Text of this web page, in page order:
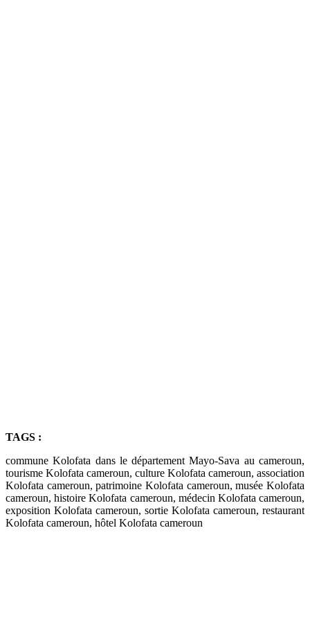
TAGS :
commune Kolofata dans le département Mayo-Sava au cameroun,
tourisme Kolofata cameroun, culture Kolofata cameroun, association
Kolofata cameroun, patrimoine Kolofata cameroun, musée Kolofata
cameroun, histoire Kolofata cameroun, médecin Kolofata cameroun,
exposition Kolofata cameroun, sortie Kolofata cameroun, restaurant
Kolofata cameroun, hôtel Kolofata cameroun